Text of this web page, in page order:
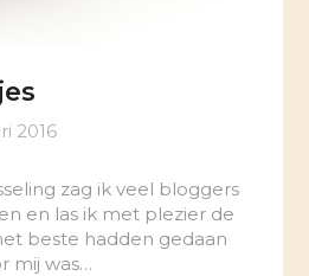
2016
zag ik veel bloggers
en las ik met plezier de
beste hadden gedaan
mij was…